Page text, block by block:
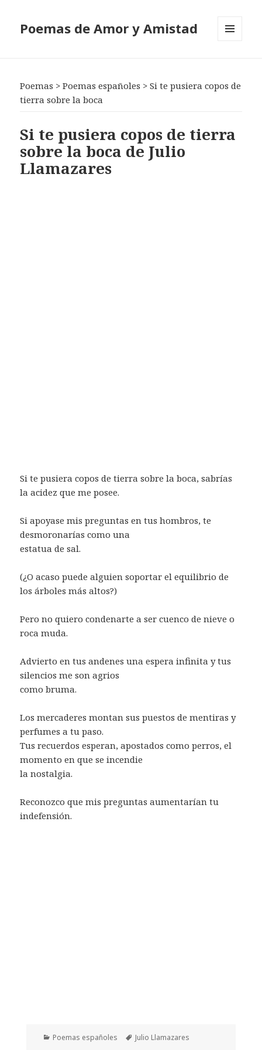
Poemas de Amor y Amistad
Poemas >Poemas españoles >Si te pusiera copos de
tierra sobre la boca
Si te pusiera copos de tierra
sobre la boca de Julio
Llamazares
Si te pusiera copos de tierra sobre la boca, sabrías
la acidez que me posee.
Si apoyase mis preguntas en tus hombros, te
desmoronarías como una
estatua de sal.
(¿O acaso puede alguien soportar el equilibrio de
los árboles más altos?)
Pero no quiero condenarte a ser cuenco de nieve o
roca muda.
Advierto en tus andenes una espera infinita y tus
silencios me son agrios
como bruma.
Los mercaderes montan sus puestos de mentiras y
perfumes a tu paso.
Tus recuerdos esperan, apostados como perros, el
momento en que se incendie
la nostalgia.
Reconozco que mis preguntas aumentarían tu
indefensión.
Categorías
Poemas españoles Etiquetas
Julio Llamazares